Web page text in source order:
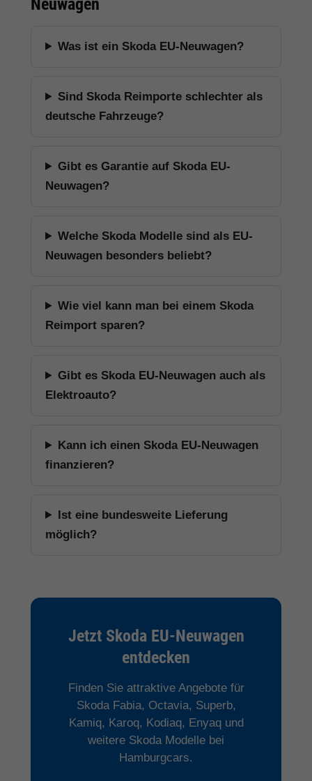
Neuwagen
Was ist ein Skoda EU-Neuwagen?
Sind Skoda Reimporte schlechter als
deutsche Fahrzeuge?
Gibt es Garantie auf Skoda EU-
Neuwagen?
Welche Skoda Modelle sind als EU-
Neuwagen besonders beliebt?
Wie viel kann man bei einem Skoda
Reimport sparen?
Gibt es Skoda EU-Neuwagen auch als
Elektroauto?
Kann ich einen Skoda EU-Neuwagen
finanzieren?
Ist eine bundesweite Lieferung
möglich?
Jetzt Skoda EU-Neuwagen
entdecken
Finden Sie attraktive Angebote für
Skoda Fabia, Octavia, Superb,
Kamiq, Karoq, Kodiaq, Enyaq und
weitere Skoda Modelle bei
Hamburgcars.